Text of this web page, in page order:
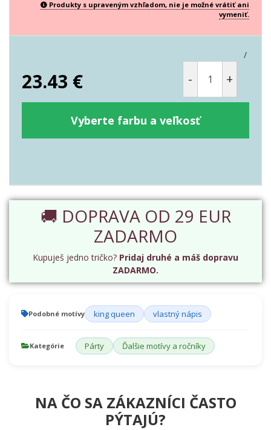
Produkty s upraveným vzhľadom, nie je možné vrátiť ani
vymeniť.
/
23.43 € - +
Vyberte farbu a veľkosť
🚚 DOPRAVA OD 29 EUR
ZADARMO
Kupuješ jedno tričko? Pridaj druhé a máš dopravu
ZADARMO.
Podobné motívy king queen vlastný nápis
Kategórie Párty Ďalšie motívy a ročníky
NA ČO SA ZÁKAZNÍCI ČASTO
PÝTAJÚ?